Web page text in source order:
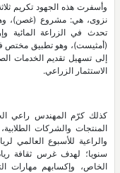
وأسفرت هذه الجهود تكريم
نزوى، هي: مشروع (غصن)، وهو
تحدث في الزراعة المائية
(أمثيست)، وهو تطبيق مختص
الاستثمار الزراعي.
كذلك كرّم المهندس راعي
المنتجات والشركات
سنويا؛ لهدف غرس ثقافة
الخاص، وإكسابهم مهارات